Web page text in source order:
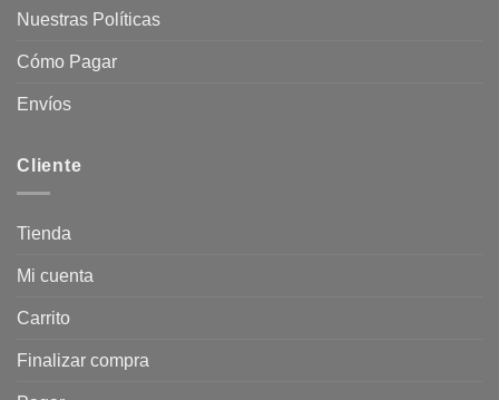
Nuestras Políticas
Cómo Pagar
Envíos
Cliente
Tienda
Mi cuenta
Carrito
Finalizar compra